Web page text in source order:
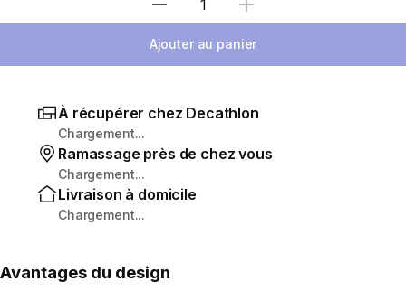
Sélectionnez la quantité
Ajouter au panier
À récupérer chez Decathlon
Chargement...
Ramassage près de chez vous
Chargement...
Livraison à domicile
Chargement...
Avantages du design